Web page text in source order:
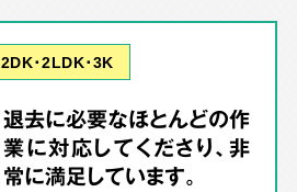
2DK･2LDK･3K
退去に必要なほとんどの作
業に対応してくださり、非
常に満足しています。